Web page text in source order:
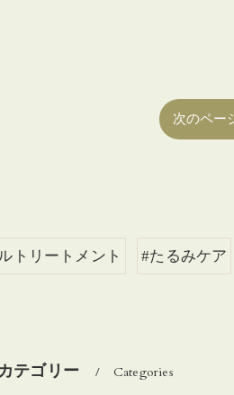
次のペー
トリートメント #たるみケア
テゴリー Categories